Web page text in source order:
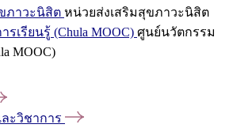
ภาวะนิสิต หน่วยส่งเสริมสุขภาวะนิสิต
เรียนรู้ (Chula MOOC) ศูนย์นวัตกรรม
MOOC)
ะวิชาการ